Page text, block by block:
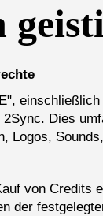
Dies
Logos,
von
der